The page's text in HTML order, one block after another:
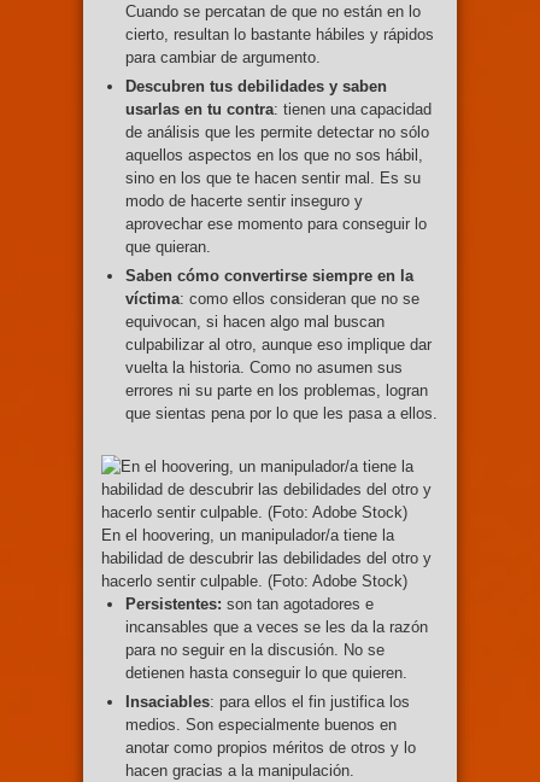
Cuando se percatan de que no están en lo
cierto, resultan lo bastante hábiles y rápidos
para cambiar de argumento.
Descubren tus debilidades y saben
usarlas en tu contra: tienen una capacidad
de análisis que les permite detectar no sólo
aquellos aspectos en los que no sos hábil,
sino en los que te hacen sentir mal. Es su
modo de hacerte sentir inseguro y
aprovechar ese momento para conseguir lo
que quieran.
Saben cómo convertirse siempre en la
víctima: como ellos consideran que no se
equivocan, si hacen algo mal buscan
culpabilizar al otro, aunque eso implique dar
vuelta la historia. Como no asumen sus
errores ni su parte en los problemas, logran
que sientas pena por lo que les pasa a ellos.
En el hoovering, un manipulador/a tiene la
habilidad de descubrir las debilidades del otro y
hacerlo sentir culpable. (Foto: Adobe Stock)
Persistentes: son tan agotadores e
incansables que a veces se les da la razón
para no seguir en la discusión. No se
detienen hasta conseguir lo que quieren.
Insaciables: para ellos el fin justifica los
medios. Son especialmente buenos en
anotar como propios méritos de otros y lo
hacen gracias a la manipulación.